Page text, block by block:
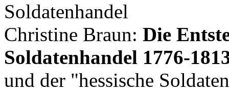
Christine Braun: Die
Soldatenhandel 1776-
und der "hessische